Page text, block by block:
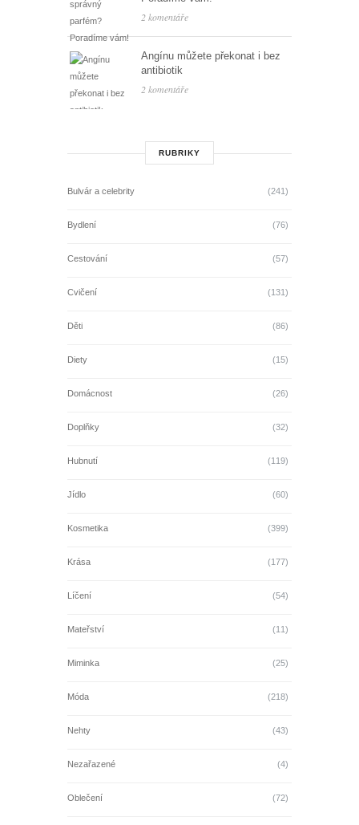
2 komentáře
Angínu můžete překonat i bez
antibiotik
2 komentáře
RUBRIKY
Bulvár a celebrity (241)
Bydlení (76)
Cestování (57)
Cvičení (131)
Děti (86)
Diety (15)
Domácnost (26)
Doplňky (32)
Hubnutí (119)
Jídlo (60)
Kosmetika (399)
Krása (177)
Líčení (54)
Mateřství (11)
Miminka (25)
Móda (218)
Nehty (43)
Nezařazené (4)
Oblečení (72)